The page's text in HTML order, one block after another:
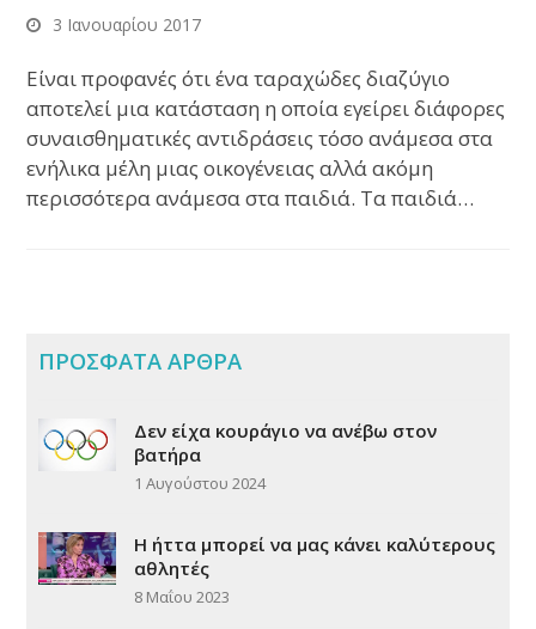
3 Ιανουαρίου 2017
Είναι προφανές ότι ένα ταραχώδες διαζύγιο
αποτελεί μια κατάσταση η οποία εγείρει διάφορες
συναισθηματικές αντιδράσεις τόσο ανάμεσα στα
ενήλικα μέλη μιας οικογένειας αλλά ακόμη
περισσότερα ανάμεσα στα παιδιά. Τα παιδιά…
ΠΡΟΣΦΑΤΑ ΑΡΘΡΑ
Δεν είχα κουράγιο να ανέβω στον
βατήρα
1 Αυγούστου 2024
Η ήττα μπορεί να μας κάνει καλύτερους
αθλητές
8 Μαΐου 2023